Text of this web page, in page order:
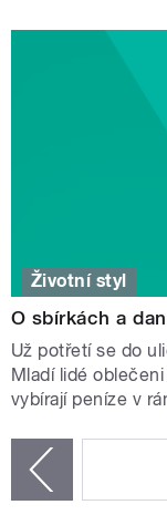
Životní styl
O sbírkách a
Už potřetí se do
Mladí lidé
vybírají peníze v